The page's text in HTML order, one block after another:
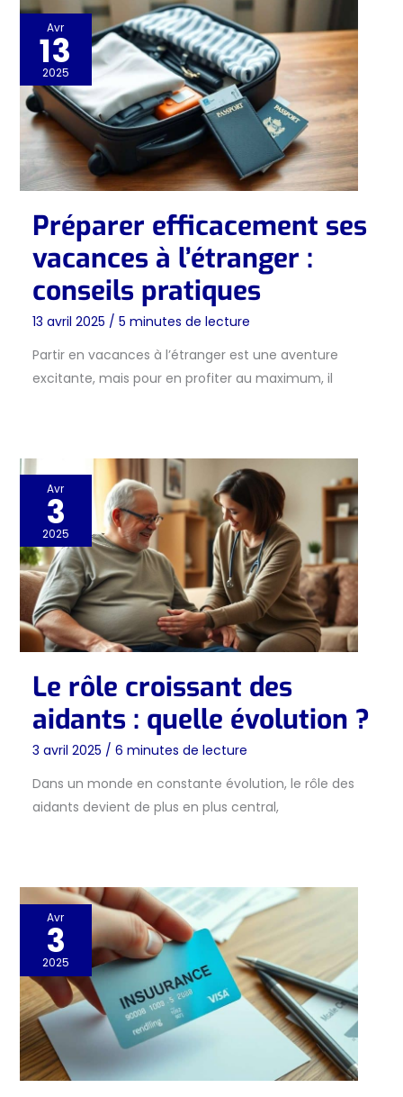
Avr
13
2025
Préparer efficacement ses
vacances à l’étranger :
conseils pratiques
13 avril 2025 / 5 minutes de lecture
Partir en vacances à l’étranger est une aventure
excitante, mais pour en profiter au maximum, il
Avr
3
2025
Le rôle croissant des
aidants : quelle évolution ?
3 avril 2025 / 6 minutes de lecture
Dans un monde en constante évolution, le rôle des
aidants devient de plus en plus central,
Avr
3
2025